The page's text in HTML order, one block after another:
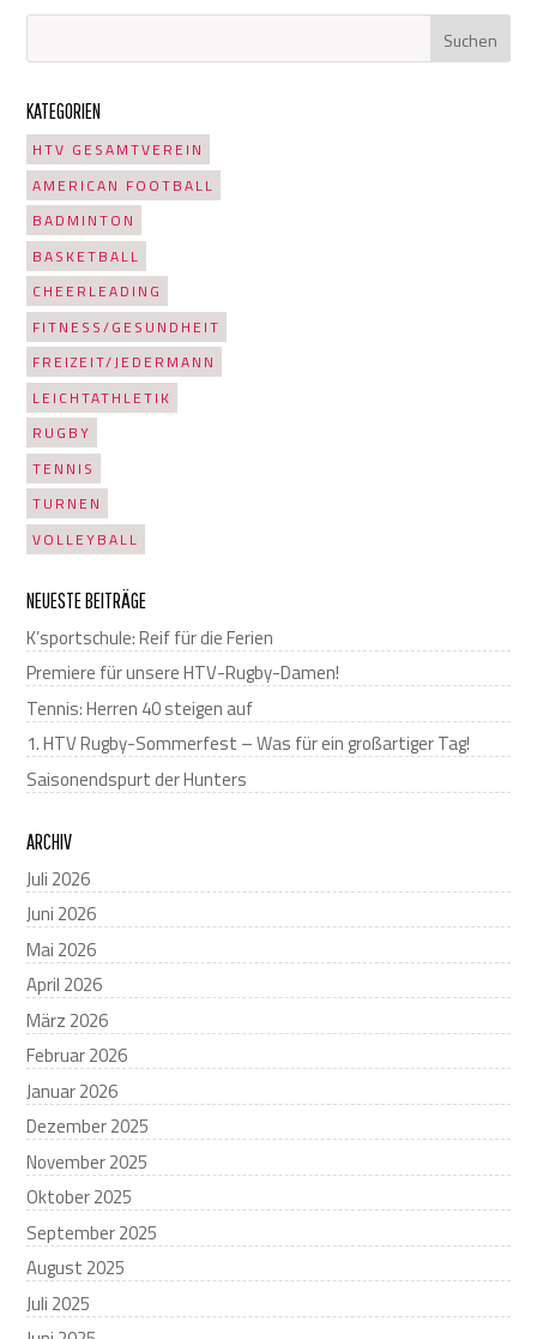
KATEGORIEN
HTV GESAMTVEREIN
AMERICAN FOOTBALL
BADMINTON
BASKETBALL
CHEERLEADING
FITNESS/GESUNDHEIT
FREIZEIT/JEDERMANN
LEICHTATHLETIK
RUGBY
TENNIS
TURNEN
VOLLEYBALL
NEUESTE BEITRÄGE
K’sportschule: Reif für die Ferien
Premiere für unsere HTV-Rugby-Damen!
Tennis: Herren 40 steigen auf
1. HTV Rugby-Sommerfest – Was für ein großartiger Tag!
Saisonendspurt der Hunters
ARCHIV
Juli 2026
Juni 2026
Mai 2026
April 2026
März 2026
Februar 2026
Januar 2026
Dezember 2025
November 2025
Oktober 2025
September 2025
August 2025
Juli 2025